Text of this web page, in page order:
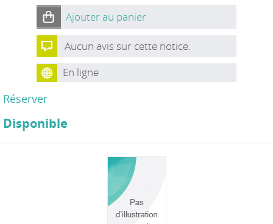
Ajouter au panier
Aucun avis sur cette notice.
En ligne
Réserver
Disponible